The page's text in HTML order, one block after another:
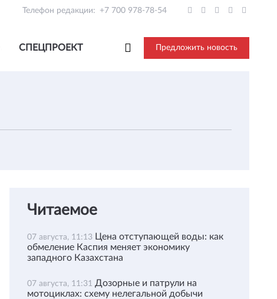
Телефон редакции: +7 700 978-78-54
СПЕЦПРОЕКТ Предложить новость
Читаемое
07 августа, 11:13 Цена отступающей воды: как
обмеление Каспия меняет экономику
западного Казахстана
07 августа, 11:31 Дозорные и патрули на
мотоциклах: схему нелегальной добычи